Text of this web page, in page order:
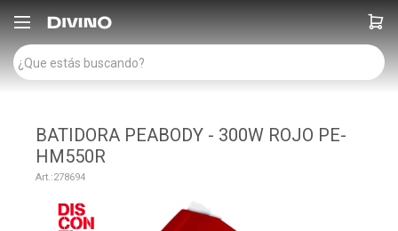

BATIDORA PEABODY - 300W ROJO PE-
HM550R
278694